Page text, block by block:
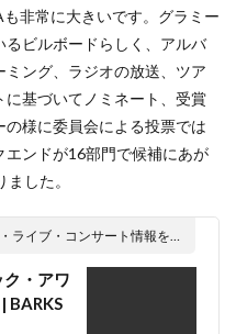
非常に大きいです。グラミー
ビルボードらしく、アルバ
ング、ラジオの放送、ツア
基づいてノミネート、受賞
様に委員会による投票では
ンドが16部門で候補にあが
した。
サート情報をお届けする音楽メディア
・アワ
BARKS